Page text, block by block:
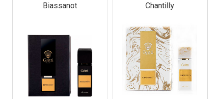
Biassanot Chantilly